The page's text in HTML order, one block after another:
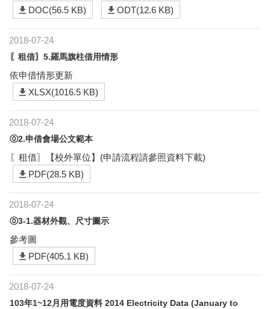
DOC(56.5 KB)
ODT(12.6 KB)
2018-07-24
〖租借〗5.羅馬旗柱借用情形
依申借情形更新
XLSX(1016.5 KB)
2018-07-24
⓪2.申借會場公文範本
〖租借〗【校外單位】(申請流程請參照資料下載)
PDF(28.5 KB)
2018-07-24
⓪3-1.器材外觀、尺寸圖示
參考圖
PDF(405.1 KB)
2018-07-24
103年1~12月用電度資料 2014 Electricity Data (January to